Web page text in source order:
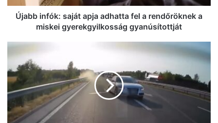
a
miskei
gyerekgyilkosság
Újabb infók: saját apja adhatta fel a rendőröknek a
miskei gyerekgyilkosság gyanúsítottját
Kis
híján
tragédia
történt
M5-
ösön:
az